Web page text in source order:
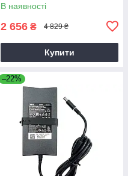
В наявності
2 656 ₴ 4 829 ₴
Купити
–22%